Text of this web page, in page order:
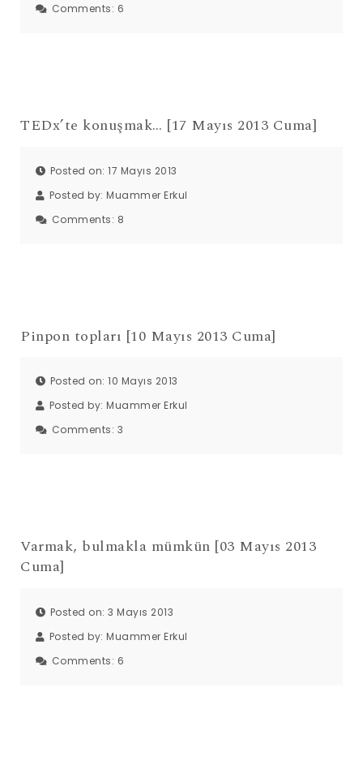
Comments: 6
TEDx’te konuşmak… [17 Mayıs 2013 Cuma]
Posted on: 17 Mayıs 2013
Posted by: Muammer Erkul
Comments: 8
Pinpon topları [10 Mayıs 2013 Cuma]
Posted on: 10 Mayıs 2013
Posted by: Muammer Erkul
Comments: 3
Varmak, bulmakla mümkün [03 Mayıs 2013
Cuma]
Posted on: 3 Mayıs 2013
Posted by: Muammer Erkul
Comments: 6